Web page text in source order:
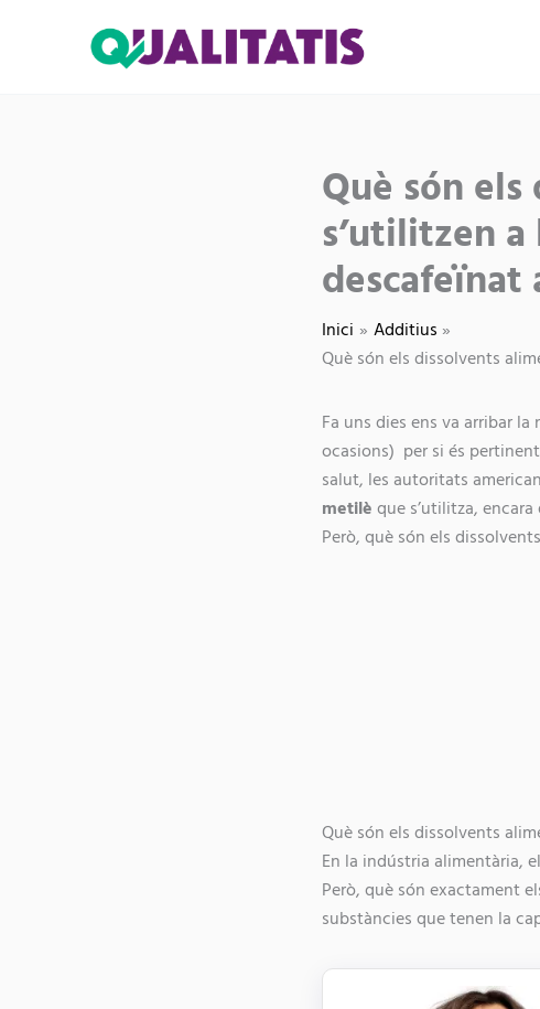
Què són
s’utilitzen
descafeïnat
Inici
Additius
Què són els dissolvents
Fa uns dies ens va arribar
ocasions) per si és
salut, les autoritats
metilè que s’utilitza,
Però, què són els
Què són els dissolvents
En la indústria alimentària,
Però, què són exactament
substàncies que tenen la
Share
on